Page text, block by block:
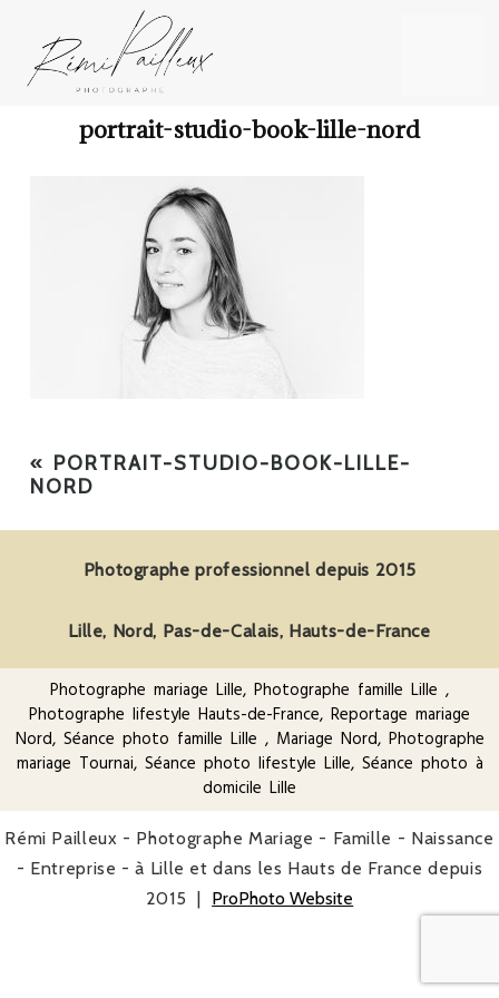
portrait-studio-book-lille-nord
« PORTRAIT-STUDIO-BOOK-LILLE-
NORD
Photographe professionnel depuis 2015
Lille, Nord, Pas-de-Calais, Hauts-de-France
Photographe mariage Lille, Photographe famille Lille ,
Photographe lifestyle Hauts-de-France, Reportage mariage
Nord, Séance photo famille Lille , Mariage Nord, Photographe
mariage Tournai, Séance photo lifestyle Lille, Séance photo à
domicile Lille
Rémi Pailleux - Photographe Mariage - Famille - Naissance
- Entreprise - à Lille et dans les Hauts de France depuis
2015
ProPhoto Website